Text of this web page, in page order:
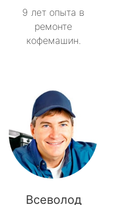
9 лет опыта в
ремонте
кофемашин.
Всеволод